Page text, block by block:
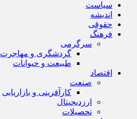
سیاست
اندیشه
حقوقی
فرهنگ
سرگرمی
گردشگری و مهاجرت
طبیعت و حیوانات
اقتصاد
صنعت
کارآفرینی و بازاریابی
ارزدیجیتال
تحصیلات